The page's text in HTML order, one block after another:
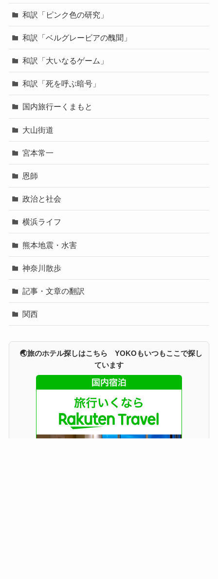
和訳「ピンク色の研究」
和訳「ベルグレービアの醜聞」
和訳「大いなるゲーム」
和訳「死を呼ぶ暗号」
国内旅行ーくまもと
大山街道
宮本常一
恩師
政治と社会
横浜ライフ
熊本地震・水害
神奈川散歩
記事・文章の翻訳
関西
🌏旅のホテル探しはこちら YOKOもいつもここで探し
ています